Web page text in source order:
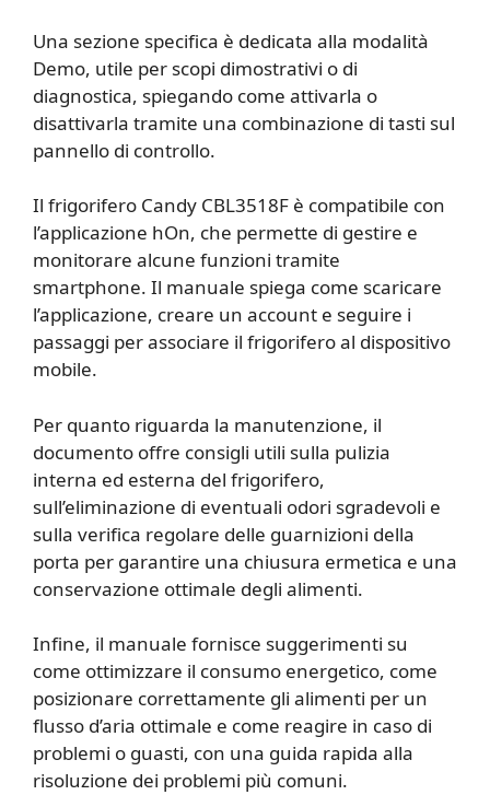
Una sezione specifica è dedicata alla modalità
Demo, utile per scopi dimostrativi o di
diagnostica, spiegando come attivarla o
disattivarla tramite una combinazione di tasti sul
pannello di controllo.
Il frigorifero Candy CBL3518F è compatibile con
l’applicazione hOn, che permette di gestire e
monitorare alcune funzioni tramite
smartphone. Il manuale spiega come scaricare
l’applicazione, creare un account e seguire i
passaggi per associare il frigorifero al dispositivo
mobile.
Per quanto riguarda la manutenzione, il
documento offre consigli utili sulla pulizia
interna ed esterna del frigorifero,
sull’eliminazione di eventuali odori sgradevoli e
sulla verifica regolare delle guarnizioni della
porta per garantire una chiusura ermetica e una
conservazione ottimale degli alimenti.
Infine, il manuale fornisce suggerimenti su
come ottimizzare il consumo energetico, come
posizionare correttamente gli alimenti per un
flusso d’aria ottimale e come reagire in caso di
problemi o guasti, con una guida rapida alla
risoluzione dei problemi più comuni.